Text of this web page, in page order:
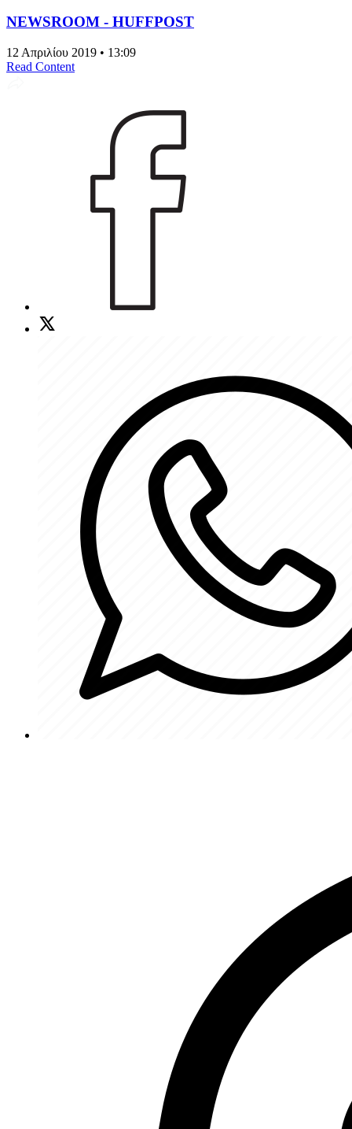
NEWSROOM - HUFFPOST
12 Απριλίου 2019 • 13:09
Read Content